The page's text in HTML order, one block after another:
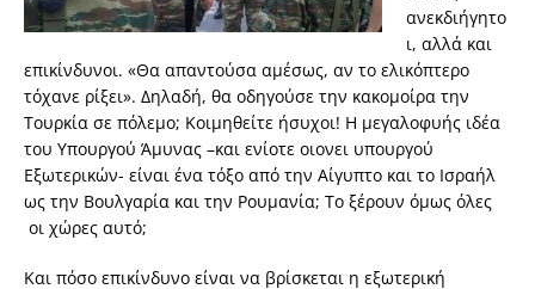
ανεκδιήγητο
ι, αλλά και
επικίνδυνοι. «Θα απαντούσα αμέσως, αν το ελικόπτερο
τόχανε ρίξει». Δηλαδή, θα οδηγούσε την κακομοίρα την
Τουρκία σε πόλεμο; Κοιμηθείτε ήσυχοι! Η μεγαλοφυής ιδέα
του Υπουργού Άμυνας –και ενίοτε οιονει υπουργού
Εξωτερικών- είναι ένα τόξο από την Αίγυπτο και το Ισραήλ
ως την Βουλγαρία και την Ρουμανία; To ξέρουν όμως όλες
οι χώρες αυτό;
Και πόσο επικίνδυνο είναι να βρίσκεται η εξωτερική